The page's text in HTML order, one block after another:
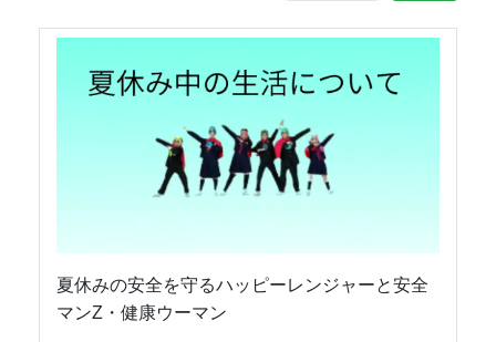
夏休みの安全を守るハッピーレンジャーと安全
マンZ・健康ウーマン